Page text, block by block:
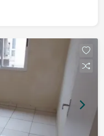
excelente
de
conforto em um
personalidade.
qualidade,
regiões que mais